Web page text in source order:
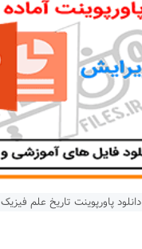
دانلود پاورپوینت تاریخ علم فیزیک